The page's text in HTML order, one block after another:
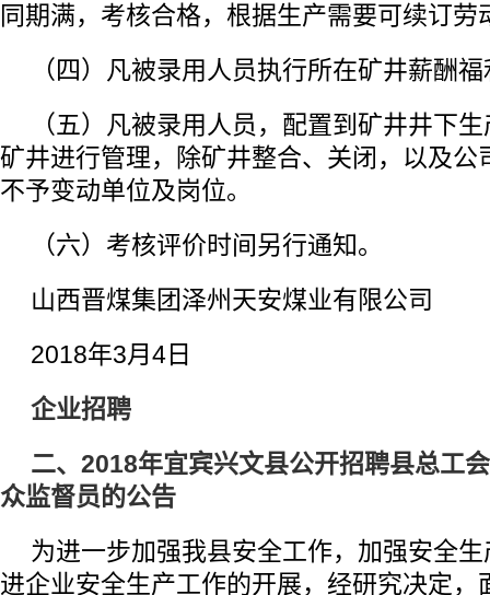
同期满，考核合格，根据生产需要可续订劳
（四）凡被录用人员执行所在矿井薪酬
（五）凡被录用人员，配置到矿井井下
矿井进行管理，除矿井整合、关闭，以及公
不予变动单位及岗位。
（六）考核评价时间另行通知。
山西晋煤集团泽州天安煤业有限公司
2018年3月4日
企业招聘
二、2018年宜宾兴文县公开招聘县总工
众监督员的公告
为进一步加强我县安全工作，加强安全
进企业安全生产工作的开展，经研究决定，